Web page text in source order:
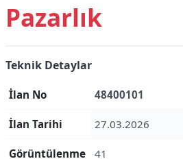
Pazarlık
Teknik Detaylar
İlan No 48400101
İlan Tarihi 27.03.2026
Görüntülenme 41